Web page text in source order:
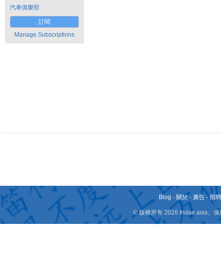
汽車俱樂部
訂閱
Manage Subscriptions
Blog - 關於 - 廣告 -招
© 版權所有 2026 fridae.asia。